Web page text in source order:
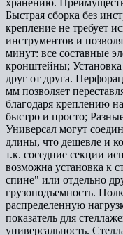
Быстрая сборка без
крепление не требует
инструментов и
минут: все составные
кронштейны;
друг от друга.
мм позволяет
благодаря креплению
быстро и просто;
Универсал могут
длины, что дешевле и
т.к. соседние секции
возможна установка к
спине" или отдельно
грузоподъемность.
распределенную
показатель для
универсальность.